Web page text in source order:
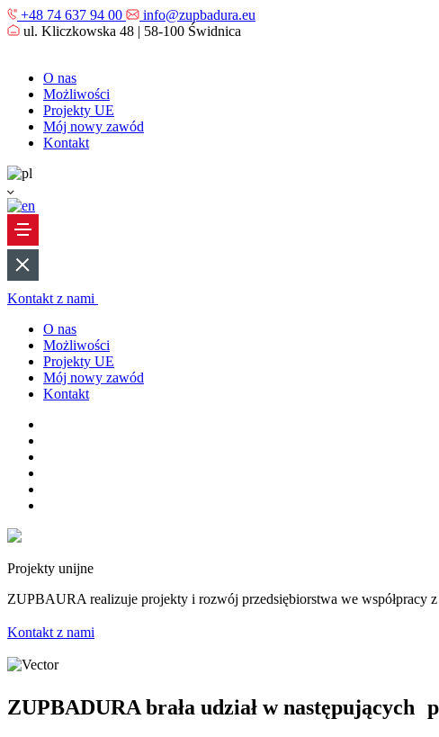
+48 74 637 94 00
info@zupbadura.eu
ul. Kliczkowska 48 | 58-100 Świdnica
O nas
Możliwości
Projekty UE
Mój nowy zawód
Kontakt
Kontakt z nami
O nas
Możliwości
Projekty UE
Mój nowy zawód
Kontakt
Projekty unijne
ZUPBAURA realizuje projekty i rozwój przedsiębiorstwa we współpracy
Kontakt z nami
ZUPBADURA brała udział w następujących